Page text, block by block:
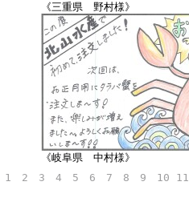
《三重県 野村様》
《岐阜県 中村様》
1 2 3 4 5 6 7 8 9 10 11